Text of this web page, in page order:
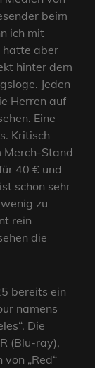
beim
ich mit
hatte aber
hinter dem
Jeden
Herren auf
Eine
Kritisch
Merch-Stand
40 € und
schon sehr
zu
rein
die
bereits ein
namens
Die
(Blu-ray),
„Red“